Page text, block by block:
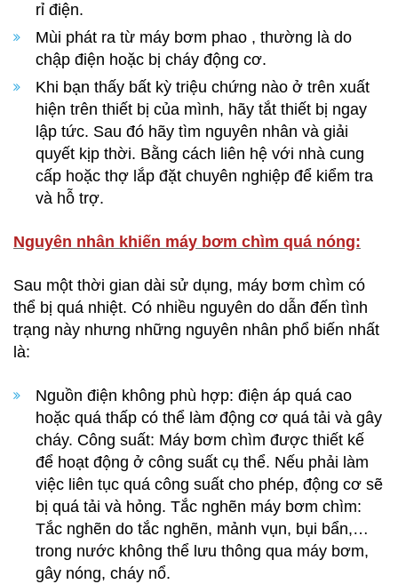
rỉ điện.
Mùi phát ra từ máy bơm phao , thường là do
chập điện hoặc bị cháy động cơ.
Khi bạn thấy bất kỳ triệu chứng nào ở trên xuất
hiện trên thiết bị của mình, hãy tắt thiết bị ngay
lập tức. Sau đó hãy tìm nguyên nhân và giải
quyết kịp thời. Bằng cách liên hệ với nhà cung
cấp hoặc thợ lắp đặt chuyên nghiệp để kiểm tra
và hỗ trợ.
Nguyên nhân khiến máy bơm chìm quá nóng:
Sau một thời gian dài sử dụng, máy bơm chìm có
thể bị quá nhiệt. Có nhiều nguyên do dẫn đến tình
trạng này nhưng những nguyên nhân phổ biến nhất
là:
Nguồn điện không phù hợp: điện áp quá cao
hoặc quá thấp có thể làm động cơ quá tải và gây
cháy. Công suất: Máy bơm chìm được thiết kế
để hoạt động ở công suất cụ thể. Nếu phải làm
việc liên tục quá công suất cho phép, động cơ sẽ
bị quá tải và hỏng. Tắc nghẽn máy bơm chìm:
Tắc nghẽn do tắc nghẽn, mảnh vụn, bụi bẩn,…
trong nước không thể lưu thông qua máy bơm,
gây nóng, cháy nổ.